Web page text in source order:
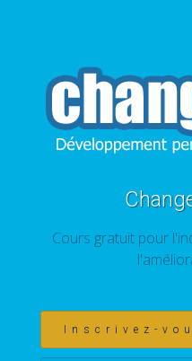
Cours gratuit pour
Inscrivez-